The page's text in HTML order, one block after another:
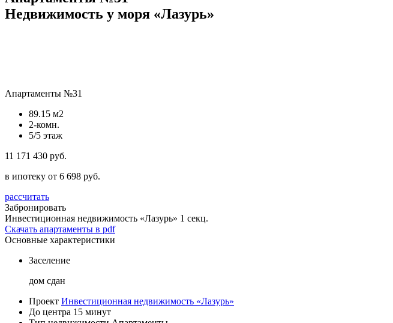
Недвижимость у моря «Лазурь»
Апартаменты №31
89.15 м2
2-комн.
5/5 этаж
11 171 430 руб.
в ипотеку от 6 698 руб.
рассчитать
Забронировать
Инвестиционная недвижимость «Лазурь» 1 секц.
Скачать апартаменты в pdf
Основные характеристики
Заселение
дом сдан
Проект Инвестиционная недвижимость «Лазурь»
До центра 15 минут